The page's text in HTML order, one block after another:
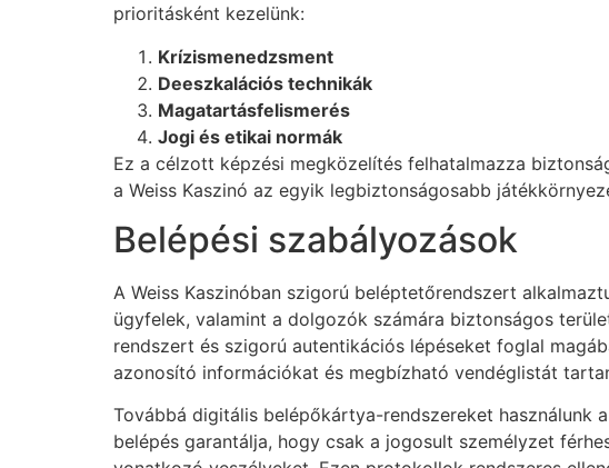
prioritásként kezelünk:
Krízismenedzsment
Deeszkalációs technikák
Magatartásfelismerés
Jogi és etikai normák
Ez a célzott képzési megközelítés felhatalmazza
a Weiss Kaszinó az egyik legbiztonságosabb
Belépési szabályozások
A Weiss Kaszinóban szigorú beléptetőrendszert
ügyfelek, valamint a dolgozók számára biztonságos
rendszert és szigorú autentikációs lépéseket foglal
azonosító információkat és megbízható vendéglistát
Továbbá digitális belépőkártya-rendszereket használunk
belépés garantálja, hogy csak a jogosult személyzet